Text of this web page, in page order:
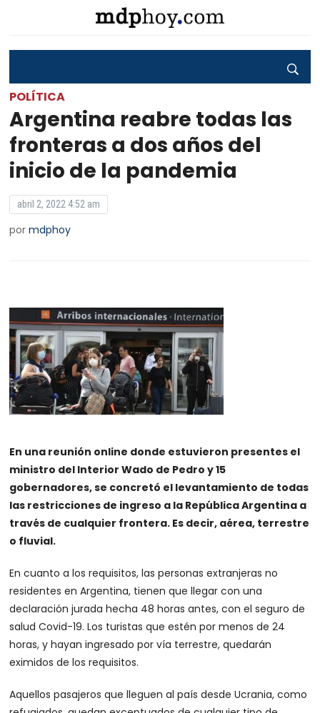
POLÍTICA
Argentina reabre todas las
fronteras a dos años del
inicio de la pandemia
abril 2, 2022 4:52 am
pormdphoy
En una reunión online donde estuvieron presentes el
ministro del Interior Wado de Pedro y 15
gobernadores, se concretó el levantamiento de todas
las restricciones de ingreso a la República Argentina a
través de cualquier frontera. Es decir, aérea, terrestre
o fluvial.
En cuanto a los requisitos, las personas extranjeras no
residentes en Argentina, tienen que llegar con una
declaración jurada hecha 48 horas antes, con el seguro de
salud Covid-19. Los turistas que estén por menos de 24
horas, y hayan ingresado por vía terrestre, quedarán
eximidos de los requisitos.
Aquellos pasajeros que lleguen al país desde Ucrania, como